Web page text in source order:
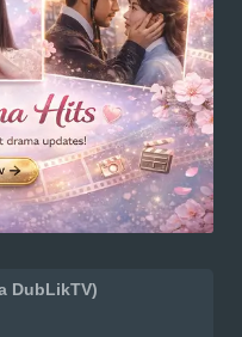
DubLikTV)